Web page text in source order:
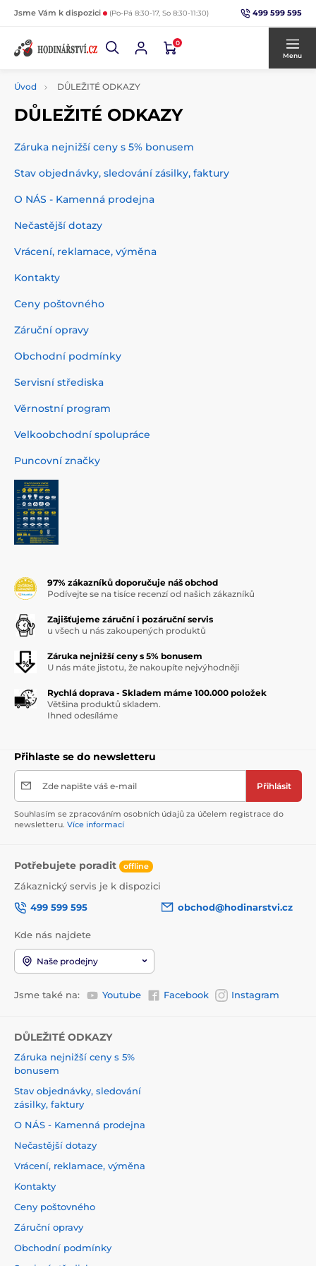
Jsme Vám k dispozici (Po-Pá 8:30-17, So 8:30-11:30) 499 599 595
0
Menu
Úvod DŮLEŽITÉ ODKAZY
DŮLEŽITÉ ODKAZY
Záruka nejnižší ceny s 5% bonusem
Stav objednávky, sledování zásilky, faktury
O NÁS - Kamenná prodejna
Nečastější dotazy
Vrácení, reklamace, výměna
Kontakty
Ceny poštovného
Záruční opravy
Obchodní podmínky
Servisní střediska
Věrnostní program
Velkoobchodní spolupráce
Puncovní značky
97% zákazníků doporučuje náš obchod
Podívejte se na tisíce recenzí od našich zákazníků
Zajišťujeme záruční i pozáruční servis
u všech u nás zakoupených produktů
Záruka nejnižší ceny s 5% bonusem
U nás máte jistotu, že nakoupíte nejvýhodněji
Rychlá doprava - Skladem máme 100.000 položek
Většina produktů skladem.
Ihned odesíláme
Přihlaste se do newsletteru
Zde napište váš e-mail Přihlásit
Souhlasím se zpracováním osobních údajů za účelem registrace do
newsletteru. Více informací
Potřebujete poradit offline
Zákaznický servis je k dispozici
499 599 595
obchod@hodinarstvi.cz
Kde nás najdete
Naše prodejny
Jsme také na: Youtube Facebook Instagram
DŮLEŽITÉ ODKAZY
Záruka nejnižší ceny s 5%
bonusem
Stav objednávky, sledování
zásilky, faktury
O NÁS - Kamenná prodejna
Nečastější dotazy
Vrácení, reklamace, výměna
Kontakty
Ceny poštovného
Záruční opravy
Obchodní podmínky